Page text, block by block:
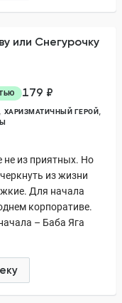
или Снегурочку
179 ₽
ХАРИЗМАТИЧНЫЙ ГЕРОЙ
не из приятных. Но
из жизни
Для начала
корпоративе.
– Баба Яга